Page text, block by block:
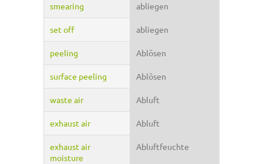
smearing abliegen
set off abliegen
peeling Ablösen
surface peeling Ablösen
waste air Abluft
exhaust air Abluft
exhaust air
moisture
Abluftfeuchte